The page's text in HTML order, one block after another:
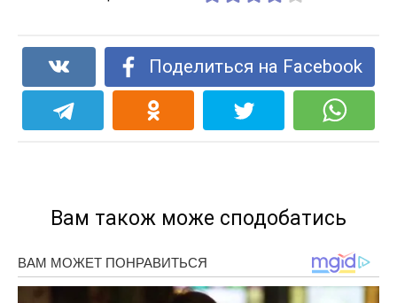
Поделиться на Facebook
Вам також може сподобатись